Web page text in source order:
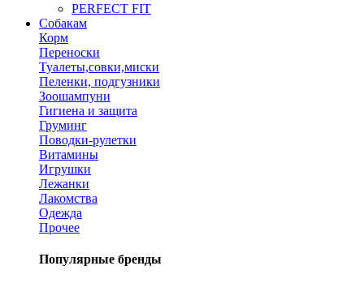
PERFECT FIT
Собакам
Корм
Переноски
Туалеты,совки,миски
Пеленки, подгузники
Зоошампуни
Гигиена и защита
Груминг
Поводки-рулетки
Витамины
Игрушки
Лежанки
Лакомства
Одежда
Прочее
Популярные бренды